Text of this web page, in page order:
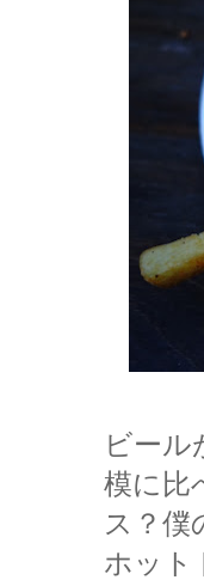
ビール
模に比
ス？僕
ホット